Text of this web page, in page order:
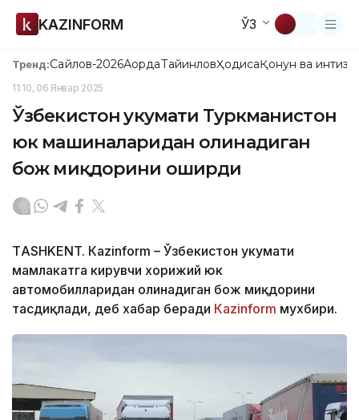
KAZINFORM ЎЗ
Тренд:Сайлов-2026АқордаТайинловҲодисаҚонун ва
11:10, 06 Январ 2025
Ўзбекистон ҳукумати Туркманистон
юк машиналаридан олинадиган
бож миқдорини оширди
ТASHKENT. Кazinform – Ўзбекистон ҳукумати
мамлакатга кирувчи хорижий юк
автомобилларидан олинадиган бож миқдорини
тасдиқлади, деб хабар беради Кazinform мухбири.